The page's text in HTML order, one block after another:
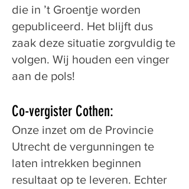
die in ’t Groentje worden
gepubliceerd. Het blijft dus
zaak deze situatie zorgvuldig te
volgen. Wij houden een vinger
aan de pols!
Co-vergister Cothen:
Onze inzet om de Provincie
Utrecht de vergunningen te
laten intrekken beginnen
resultaat op te leveren. Echter